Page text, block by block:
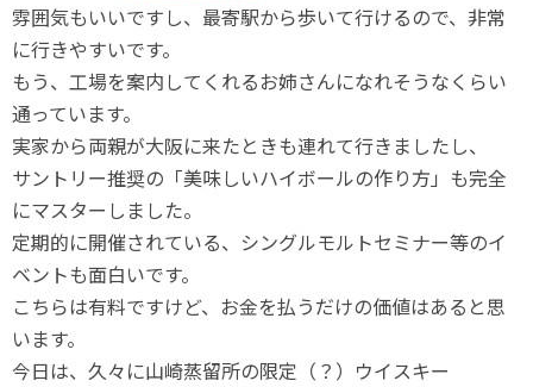
雰囲気もいいですし、最寄駅から歩いて行けるので、非常
に行きやすいです。
もう、工場を案内してくれるお姉さんになれそうなくらい
通っています。
実家から両親が大阪に来たときも連れて行きましたし、
サントリー推奨の「美味しいハイボールの作り方」も完全
にマスターしました。
定期的に開催されている、シングルモルトセミナー等のイ
ベントも面白いです。
こちらは有料ですけど、お金を払うだけの価値はあると思
います。
今日は、久々に山崎蒸留所の限定（？）ウイスキー